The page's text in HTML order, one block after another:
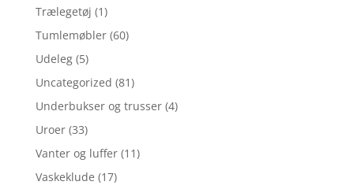
Trælegetøj (1)
Tumlemøbler (60)
Udeleg (5)
Uncategorized (81)
Underbukser og trusser (4)
Uroer (33)
Vanter og luffer (11)
Vaskeklude (17)